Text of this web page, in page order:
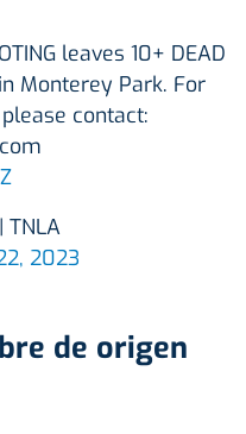
leaves 10+ DEAD
Monterey Park. For
contact:
TNLA
2023
de origen